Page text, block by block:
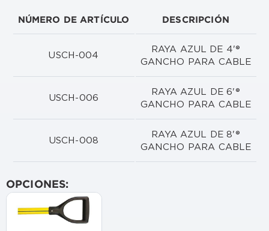
NÚMERO DE ARTÍCULO DESCRIPCIÓN
USCH-004
RAYA AZUL DE 4'®
GANCHO PARA CABLE
USCH-006
RAYA AZUL DE 6'®
GANCHO PARA CABLE
USCH-008
RAYA AZUL DE 8'®
GANCHO PARA CABLE
OPCIONES: